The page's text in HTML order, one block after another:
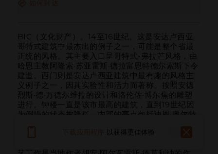
BIC（文化财产）。14至16世纪。这是安达卢西亚
哥特式建筑中最杰出的例子之一，可能是整个省最
正统的风格。其主要入口呈哥特式-弗拉芒风格，由
哈恩主教阿隆索·苏亚雷斯·德拉富恩特德尔索斯下令
建造。西门则是安达卢西亚建筑中最有趣的风格主
义例子之一，因其实验性和活力而著称。按照安德
烈斯·德·万德尔维拉的设计和洛伦佐·博尔焦的雕塑
进行。钟楼一直是该市最高的建筑，直到19世纪因
为倒塌的状态被降低。内部的亮点包括迪恩·奥尔特
进行的一系列干预措施下建造的。其文艺复兴风格
以获得更佳体验